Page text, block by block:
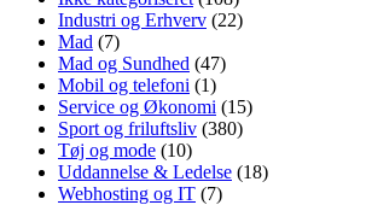
Industri og Erhverv (22)
Mad (7)
Mad og Sundhed (47)
Mobil og telefoni (1)
Service og Økonomi (15)
Sport og friluftsliv (380)
Tøj og mode (10)
Uddannelse & Ledelse (18)
Webhosting og IT (7)